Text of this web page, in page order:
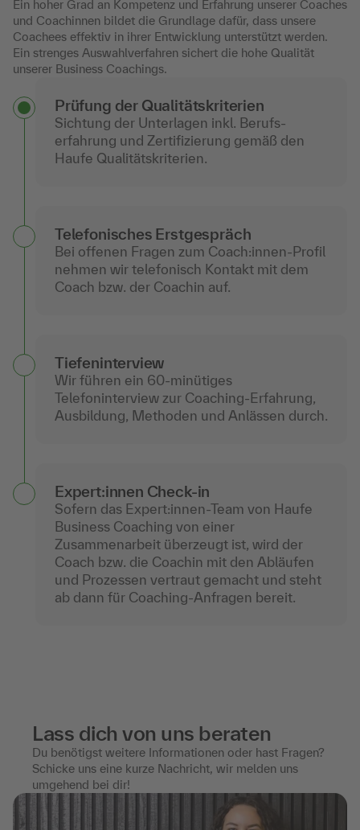
Ein hoher Grad an Kompetenz und Erfahrung unserer Coaches
und Coachinnen bildet die Grundlage dafür, dass unsere
Coachees effektiv in ihrer Entwicklung unterstützt werden.
Ein strenges Auswahlverfahren sichert die hohe Qualität
unserer Business Coachings.
Prüfung der Qualitäts­kriterien
Sichtung der Unterlagen inkl. Berufs­
erfahrung und Zertifizierung gemäß den
Haufe Qualitätskriterien.
Telefonisches Erstgespräch
Bei offenen Fragen zum Coach:innen-Profil
nehmen wir telefonisch Kontakt mit dem
Coach bzw. der Coachin auf.
Tiefen­interview
Wir führen ein 60-minütiges
Telefoninterview zur Coaching-Erfahrung,
Ausbildung, Methoden und Anlässen durch.
Expert:innen Check-in
Sofern das Expert:innen-Team von Haufe
Business Coaching von einer
Zusammenarbeit überzeugt ist, wird der
Coach bzw. die Coachin mit den Abläufen
und Prozessen vertraut gemacht und steht
ab dann für Coaching-Anfragen bereit.
Lass dich von uns beraten
Du benötigst weitere Informationen oder hast Fragen?
Schicke uns eine kurze Nachricht, wir melden uns
umgehend bei dir!